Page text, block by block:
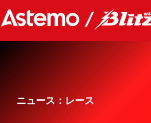
ニュース
グッズ
ニュース：レース